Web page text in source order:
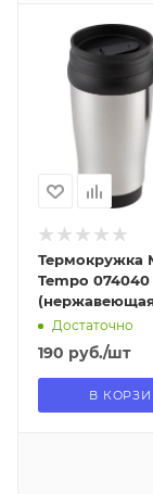
Отправим
13.08.2026
В наличии в
самовывоза
Термокружка
Tempo
Достаточно
190 руб./шт
В